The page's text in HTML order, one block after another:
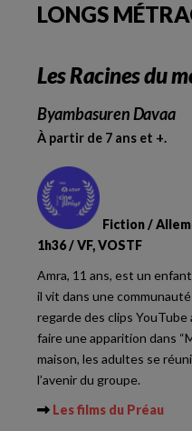
LONGS
Les Racines du
Byambasuren Davaa
À partir de 7 ans et +.
Fiction /
1h36 / VF, VOSTF
Amra, 11 ans, est un
il vit dans une
regarde des clips YouTube
faire une apparition dans
maison, les adultes se
l’avenir du groupe.
Les films du Préau